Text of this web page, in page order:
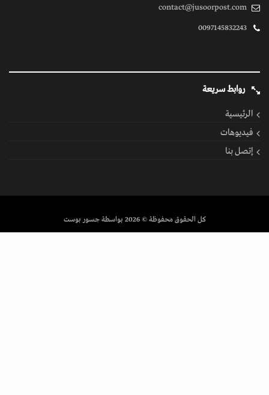
contact@jusoorpost.com
0097145832243
روابط سريعة
الرئيسية
فيديوهات
إتصل بنا
كل الحقوق محفوظة© 2026 بواسطة جسور بوست